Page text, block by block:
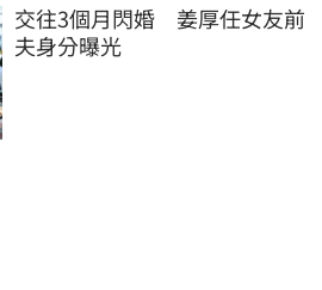
交往3個月閃婚　姜厚任女友前
夫身分曝光